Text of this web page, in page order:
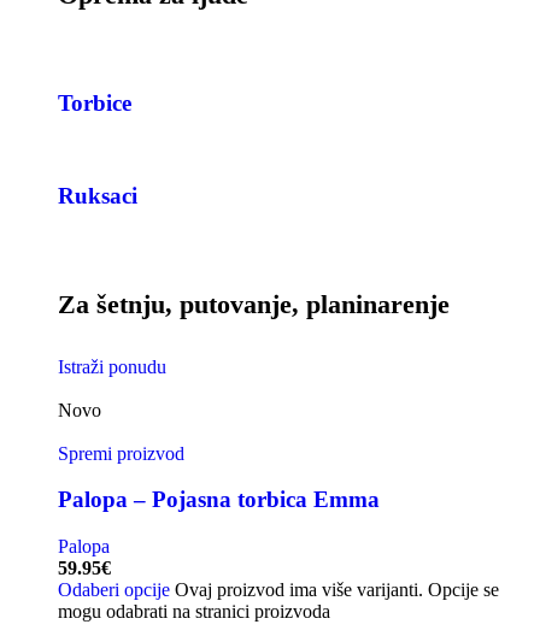
Torbice
Ruksaci
Za šetnju, putovanje, planinarenje
Istraži ponudu
Novo
Spremi proizvod
Palopa – Pojasna torbica Emma
Palopa
59.95€
Odaberi opcije Ovaj proizvod ima više varijanti. Opcije se
mogu odabrati na stranici proizvoda